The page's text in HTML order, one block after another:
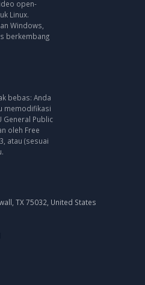
open-
Linux.
Windows,
berkembang
bebas: Anda
memodifikasi
General Public
oleh Free
atau (sesuai
TX 75032, United States